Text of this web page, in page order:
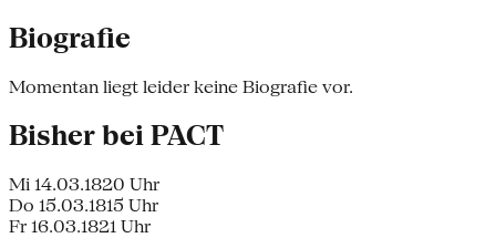
Biografie
Momentan liegt leider keine Biografie vor.
Bisher bei PACT
Mi 14.03.1820 Uhr
Do 15.03.1815 Uhr
Fr 16.03.1821 Uhr